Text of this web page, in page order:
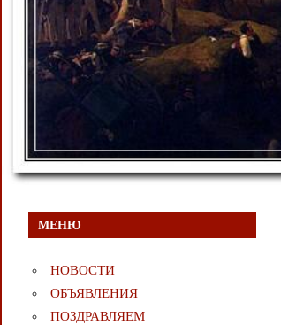
МЕНЮ
НОВОСТИ
ОБЪЯВЛЕНИЯ
ПОЗДРАВЛЯЕМ